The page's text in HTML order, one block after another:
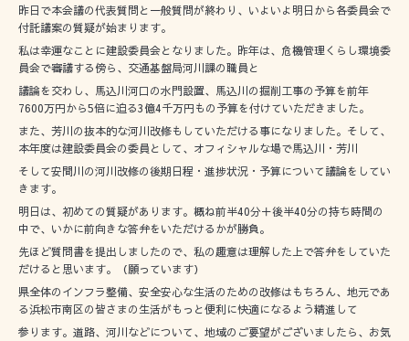
昨日で本会議の代表質問と一般質問が終わり、いよいよ明日から各委員会で
付託議案の質疑が始まります。
私は幸運なことに建設委員会となりました。昨年は、危機管理くらし環境委
員会で審議する傍ら、交通基盤局河川課の職員と
議論を交わし、馬込川河口の水門設置、馬込川の掘削工事の予算を前年
7600万円から5倍に迫る3億4千万円もの予算を付けていただきました。
また、芳川の抜本的な河川改修もしていただける事になりました。そして、
本年度は建設委員会の委員として、オフィシャルな場で馬込川・芳川
そして安間川の河川改修の後期日程・進捗状況・予算について議論をしてい
きます。
明日は、初めての質疑があります。概ね前半40分＋後半40分の持ち時間の
中で、いかに前向きな答弁をいただけるかが勝負。
先ほど質問書を提出しましたので、私の趣意は理解した上で答弁をしていた
だけると思います。（願っています）
県全体のインフラ整備、安全安心な生活のための改修はもちろん、地元であ
る浜松市南区の皆さまの生活がもっと便利に快適になるよう精進して
参ります。道路、河川などについて、地域のご要望がございましたら、お気